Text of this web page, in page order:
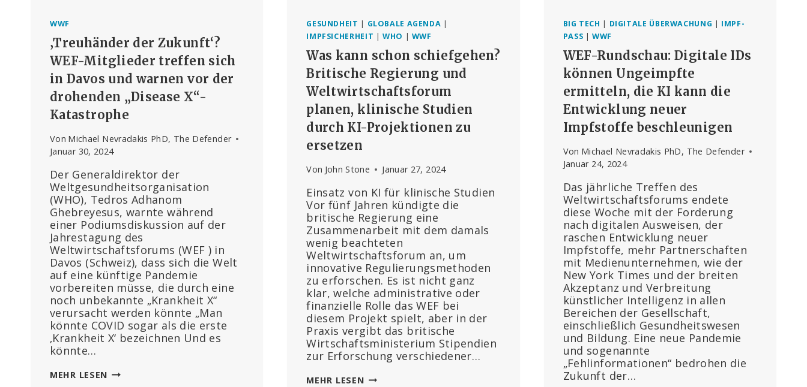
PRIVATEN
WWF
‚Treuhänder der Zukunft‘?
WEF-Mitglieder treffen sich
in Davos und warnen vor der
drohenden „Disease X“-
Katastrophe
Von Michael Nevradakis PhD, The Defender
Januar 30, 2024
Der Generaldirektor der
Weltgesundheitsorganisation
(WHO), Tedros Adhanom
Ghebreyesus, warnte während
einer Podiumsdiskussion auf der
Jahrestagung des
Weltwirtschaftsforums (WEF ) in
Davos (Schweiz), dass sich die Welt
auf eine künftige Pandemie
vorbereiten müsse, die durch eine
noch unbekannte „Krankheit X“
verursacht werden könnte „Man
könnte COVID sogar als die erste
‚Krankheit X‘ bezeichnen Und es
könnte…
MEHR LESEN ‚TREUHÄNDER
GESUNDHEIT | GLOBALE AGENDA |
IMPFSICHERHEIT |WHO | WWF
Was kann schon schiefgehen?
Britische Regierung und
Weltwirtschaftsforum
planen, klinische Studien
durch KI-Projektionen zu
ersetzen
Von John Stone Januar 27, 2024
Einsatz von KI für klinische Studien
Vor fünf Jahren kündigte die
britische Regierung eine
Zusammenarbeit mit dem damals
wenig beachteten
Weltwirtschaftsforum an, um
innovative Regulierungsmethoden
zu erforschen. Es ist nicht ganz
klar, welche administrative oder
finanzielle Rolle das WEF bei
diesem Projekt spielt, aber in der
Praxis vergibt das britische
Wirtschaftsministerium Stipendien
zur Erforschung verschiedener…
MEHR LESENWAS
BIG TECH | DIGITALE ÜBERWACHUNG | IMPF-
PASS |WWF
WEF-Rundschau: Digitale IDs
können Ungeimpfte
ermitteln, die KI kann die
Entwicklung neuer
Impfstoffe beschleunigen
Von Michael Nevradakis PhD, The Defender
Januar 24, 2024
Das jährliche Treffen des
Weltwirtschaftsforums endete
diese Woche mit der Forderung
nach digitalen Ausweisen, der
raschen Entwicklung neuer
Impfstoffe, mehr Partnerschaften
mit Medienunternehmen, wie der
New York Times und der breiten
Akzeptanz und Verbreitung
künstlicher Intelligenz in allen
Bereichen der Gesellschaft,
einschließlich Gesundheitswesen
und Bildung. Eine neue Pandemie
und sogenannte
„Fehlinformationen“ bedrohen die
Zukunft der…